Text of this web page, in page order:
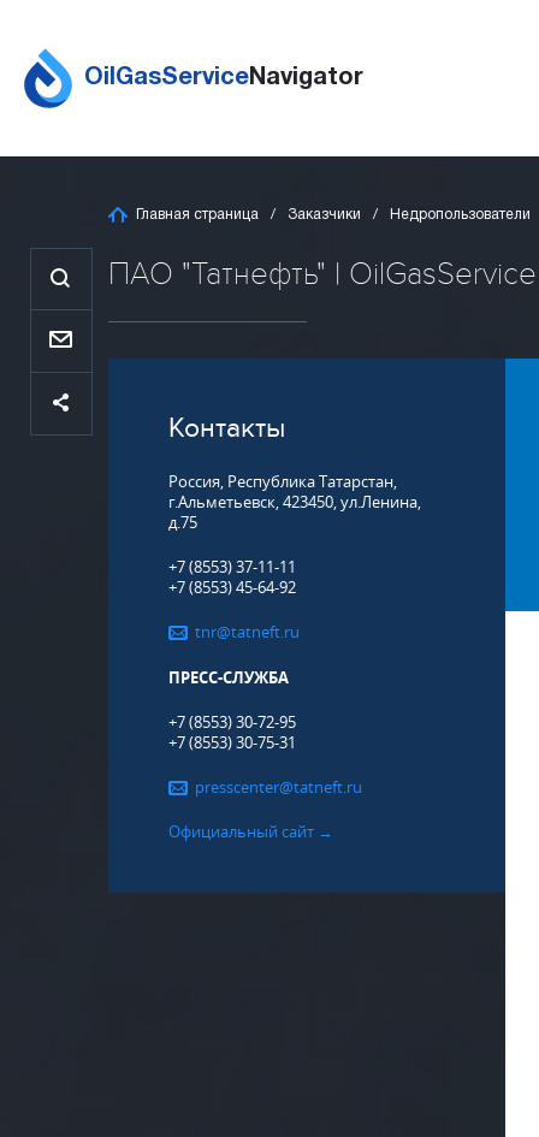
OilGasServiceNavigator
Главная страница Заказчики Недропользователи
ПАО "Татнефть" |
Контакты
Россия, Республика Татарстан,
г.Альметьевск, 423450, ул.Ленина,
д.75
+7 (8553) 37-11-11
+7 (8553) 45-64-92
tnr@tatneft.ru
ПРЕСС-СЛУЖБА
+7 (8553) 30-72-95
+7 (8553) 30-75-31
presscenter@tatneft.ru
Официальный сайт →